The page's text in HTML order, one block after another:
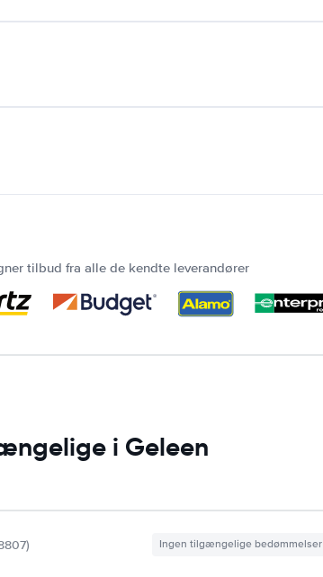
tilbud fra alle de kendte leverandører
i Geleen
Ingen tilgængelige bedømmelser